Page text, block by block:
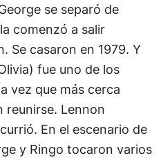
se separó de
comenzó a salir
Se casaron en 1979. Y
fue uno de los
vez que más cerca
reunirse. Lennon
En el escenario de
y Ringo tocaron varios